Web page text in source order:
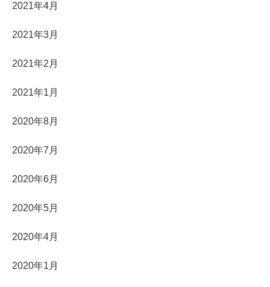
2021年4月
2021年3月
2021年2月
2021年1月
2020年8月
2020年7月
2020年6月
2020年5月
2020年4月
2020年1月